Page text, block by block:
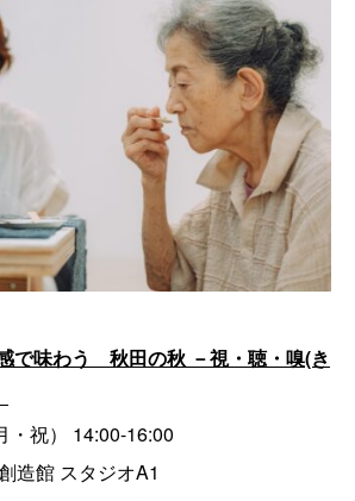
で味わう 秋田の秋 －視・聴・嗅(き
・祝） 14:00-16:00
造館 スタジオA1